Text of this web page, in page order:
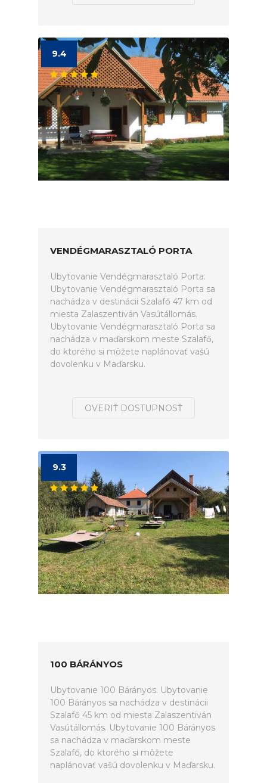
9.4
VENDÉGMARASZTALÓ PORTA
Ubytovanie Vendégmarasztaló Porta.
Ubytovanie Vendégmarasztaló Porta sa
nachádza v destinácii Szalafő 47 km od
miesta Zalaszentiván Vasútállomás.
Ubytovanie Vendégmarasztaló Porta sa
nachádza v maďarskom meste Szalafő,
do ktorého si môžete naplánovať vašú
dovolenku v Maďarsku.
OVERIŤ DOSTUPNOSŤ
9.3
100 BÁRÁNYOS
Ubytovanie 100 Bárányos. Ubytovanie
100 Bárányos sa nachádza v destinácii
Szalafő 45 km od miesta Zalaszentiván
Vasútállomás. Ubytovanie 100 Bárányos
sa nachádza v maďarskom meste
Szalafő, do ktorého si môžete
naplánovať vašú dovolenku v Maďarsku.